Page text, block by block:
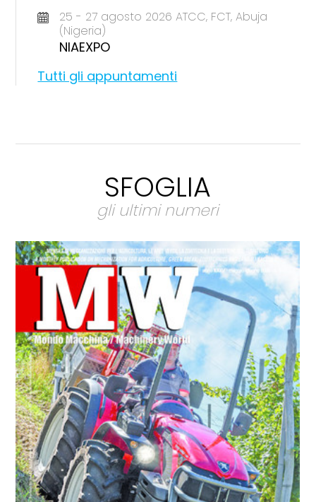
25 - 27 agosto 2026 ATCC, FCT, Abuja
(Nigeria)
NIAEXPO
Tutti gli appuntamenti
SFOGLIA
gli ultimi numeri